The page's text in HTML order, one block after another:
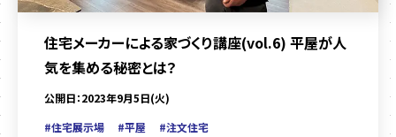
住宅メーカーによる家づくり講座(vol.6) 平屋が人
気を集める秘密とは？
公開日：2023年9月5日(火)
#住宅展示場
#平屋 #注文住宅